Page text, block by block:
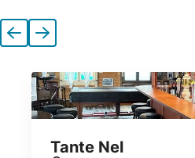
VorigeVolgende
Tante Nel